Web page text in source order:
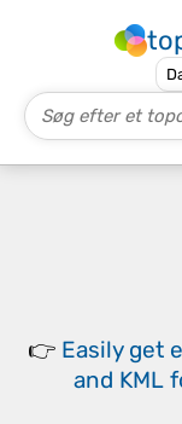
👉 Easily get
and KML